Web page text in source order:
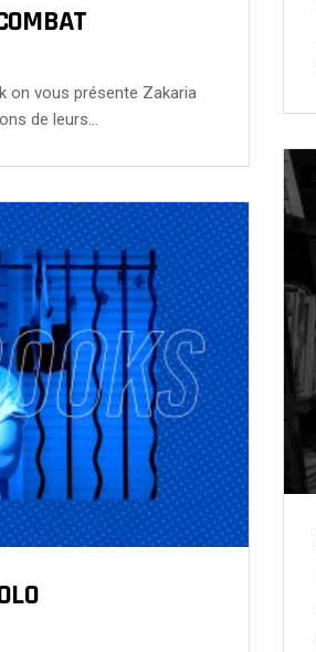
on vous présente Zakaria
de leurs…